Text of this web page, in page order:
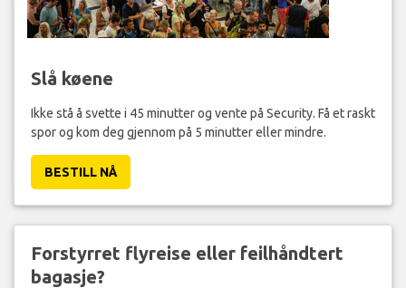
Slå køene
Ikke stå å svette i 45 minutter og vente på Security. Få et raskt
spor og kom deg gjennom på 5 minutter eller mindre.
BESTILL NÅ
Forstyrret flyreise eller feilhåndtert
bagasje?